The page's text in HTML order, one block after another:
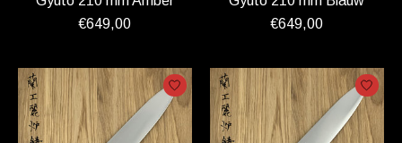
€649,00
€649,00